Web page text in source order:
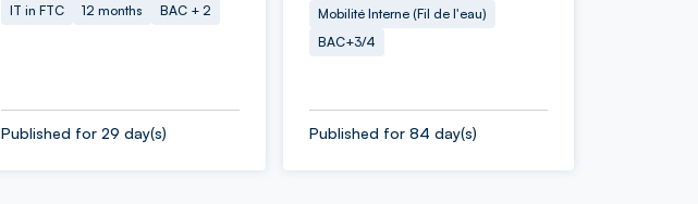
IT in FTC 12 months BAC + 2
Published for 29 day(s)
Mobilité Interne (Fil de l'eau)
BAC+3/4
Published for 84 day(s)